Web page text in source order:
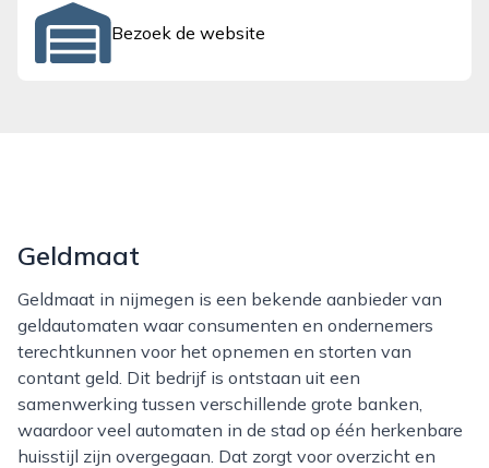
Bezoek de website
Geldmaat
Geldmaat in nijmegen is een bekende aanbieder van
geldautomaten waar consumenten en ondernemers
terechtkunnen voor het opnemen en storten van
contant geld. Dit bedrijf is ontstaan uit een
samenwerking tussen verschillende grote banken,
waardoor veel automaten in de stad op één herkenbare
huisstijl zijn overgegaan. Dat zorgt voor overzicht en